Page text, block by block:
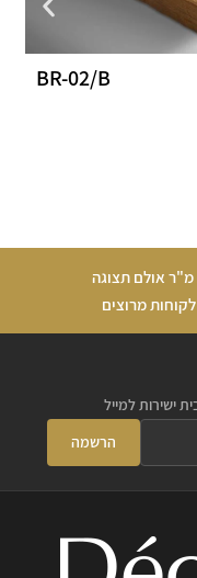
BR-02/B
מרוצים
ישירות למייל
הרשמה